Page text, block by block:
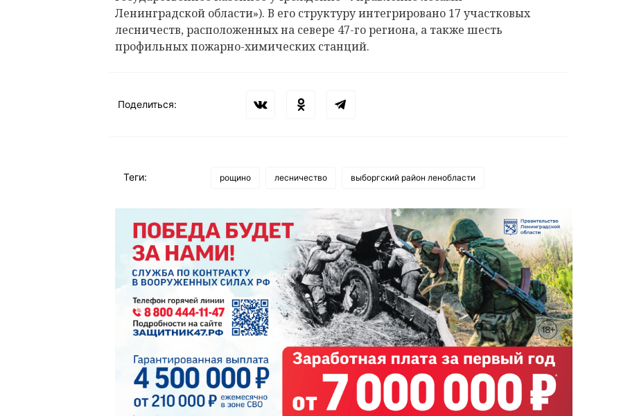
Ленинградской области»). В его структуру интегрировано 17 участковых
лесничеств, расположенных на севере 47-го региона, а также шесть
профильных пожарно-химических станций.
Поделиться:
Теги: рощино лесничество выборгский район ленобласти